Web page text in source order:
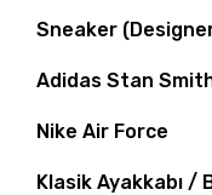
Sneaker
Adidas Stan
Nike Air Force
Klasik Ayakkabı /